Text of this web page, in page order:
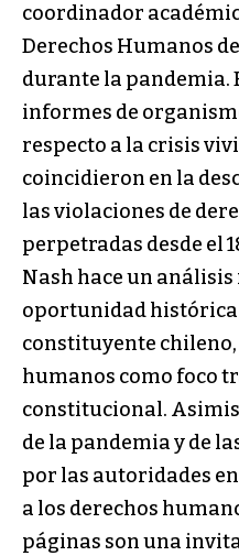
coordinador
Derechos Humanos
durante la pandemia.
informes de
respecto a la crisis
coincidieron en la
las violaciones de
perpetradas desde el
Nash hace un
oportunidad histórica
constituyente
humanos como foco
constitucional.
de la pandemia y de
por las autoridades
a los derechos
páginas son una